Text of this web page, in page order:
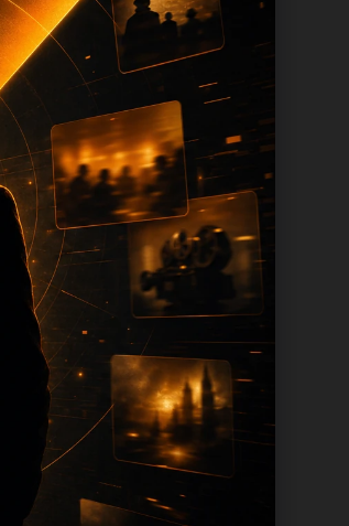
题、描述、图片和站
浏览。本页强调内容
键词、栏目词和文
回搜索页。第35篇作
、标题过短、描述为